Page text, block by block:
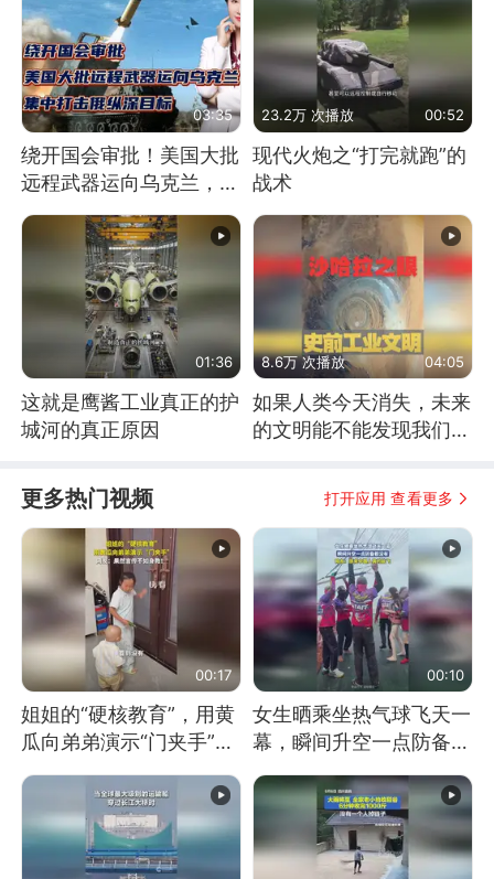
03:35
绕开国会审批！美国大批
远程武器运向乌克兰，集
中打击俄纵深目标
23.2万 次播放 00:52
现代火炮之“打完就跑”的
战术
01:36
这就是鹰酱工业真正的护
城河的真正原因
8.6万 次播放 04:05
如果人类今天消失，未来
的文明能不能发现我们存
更多热门视频 打开应用 查看更多
00:17
姐姐的“硬核教育”，用黄
瓜向弟弟演示“门夹手”，
00:10
女生晒乘坐热气球飞天一
幕，瞬间升空一点防备都